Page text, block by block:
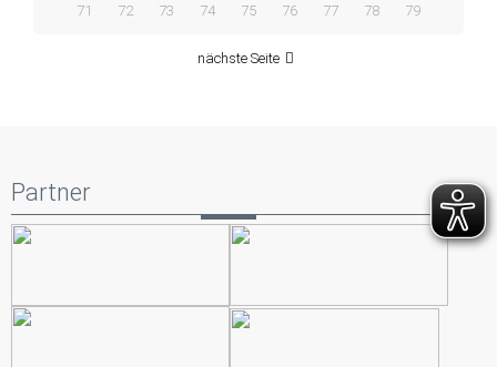
71 72 73 74 75 76 77 78 79
nächste Seite
Partner